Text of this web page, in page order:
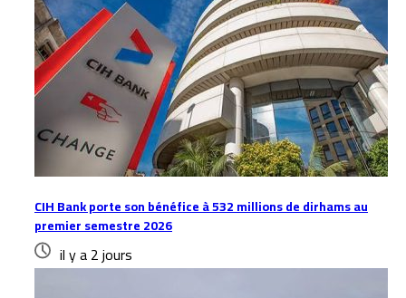
CIH Bank porte son bénéfice à 532 millions de dirhams au
premier semestre 2026
il y a 2 jours